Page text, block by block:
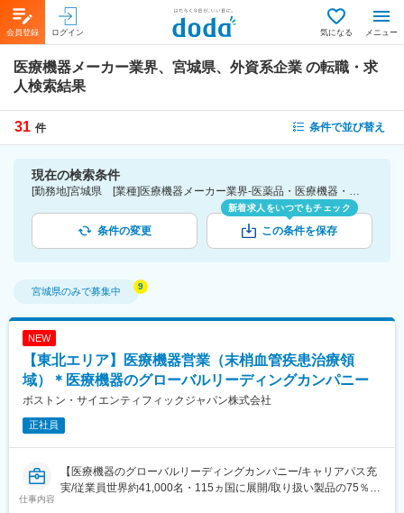
会員登録 ログイン 気になる メニュー
医療機器メーカー業界、宮城県、外資系企業 の転職・求
人検索結果
31 件 条件で並び替え
現在の検索条件
[勤務地]宮城県 [業種]医療機器メーカー業界-医薬品・医療機器・ライフサイエンス・医療系サービス [詳細条件](会社・職場の環境)外資系企業
条件の変更
新着求人をいつでもチェック
この条件を保存
宮城県のみで募集中
NEW
【東北エリア】医療機器営業（末梢血管疾患治療領
域）＊医療機器のグローバルリーディングカンパニー
ボストン・サイエンティフィックジャパン株式会社
正社員
仕事内容
【医療機器のグローバルリーディングカンパニー/キャリアパス充
実/従業員世界約41,000名・115ヵ国に展開/取り扱い製品の75％以